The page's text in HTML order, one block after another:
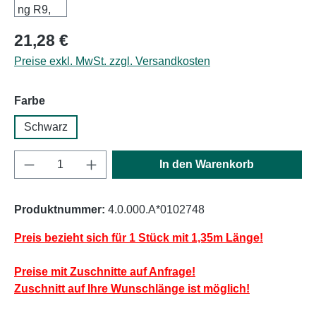
Regulärer Preis:
21,28 €
Preise exkl. MwSt. zzgl. Versandkosten
Farbeauswählen
Schwarz
Produkt Anzahl: Gib den gewünschten
In den Warenkorb
Produktnummer: 4.0.000.A*0102748
Preis bezieht sich für 1 Stück mit 1,35m Länge!
Preise mit Zuschnitte auf Anfrage!
Zuschnitt auf Ihre Wunschlänge ist möglich!